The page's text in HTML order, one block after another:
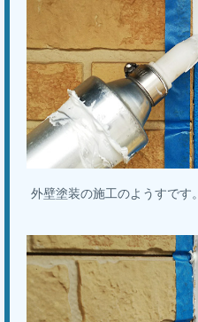
外壁塗装の施工のようすです。